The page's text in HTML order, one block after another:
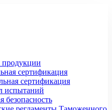
сертификация
сертификация
испытаний
безопасность